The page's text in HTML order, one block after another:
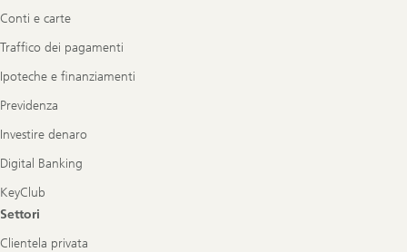
Conti e carte
Traffico dei pagamenti
Ipoteche e finanziamenti
Previdenza
Investire denaro
Digital Banking
KeyClub
Settori
Clientela privata